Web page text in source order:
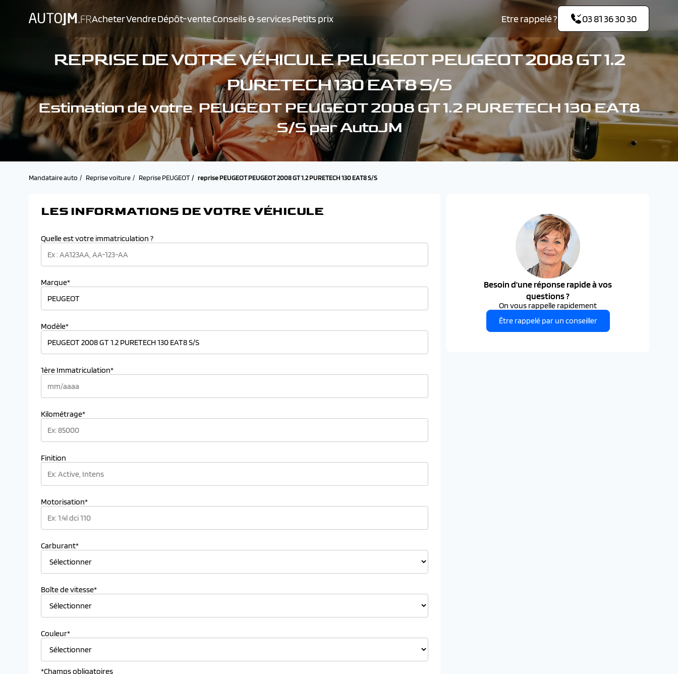
AcheterVendreDépôt-venteConseils & servicesPetits prix Etre rappelé ? 03 81 36 30 30
REPRISE DE VOTRE VÉHICULE PEUGEOT PEUGEOT 2008 GT 1.2
PURETECH 130 EAT8 S/S
Estimation de votre PEUGEOT PEUGEOT 2008 GT 1.2 PURETECH 130 EAT8
S/S par AutoJM
Mandataire auto Reprise voiture Reprise PEUGEOT reprise PEUGEOT PEUGEOT 2008 GT 1.2 PURETECH 130 EAT8 S/S
LES INFORMATIONS DE VOTRE VÉHICULE
Quelle est votre immatriculation ?
Marque*
Modèle*
1ère Immatriculation*
Kilométrage*
Finition
Motorisation*
Carburant*
Boîte de vitesse*
Couleur*
*Champs obligatoires
Besoin d'une réponse rapide à vos
questions ?
On vous rappelle rapidement
Être rappelé par un conseiller